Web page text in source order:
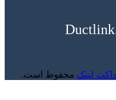
لینک محفوظ است.